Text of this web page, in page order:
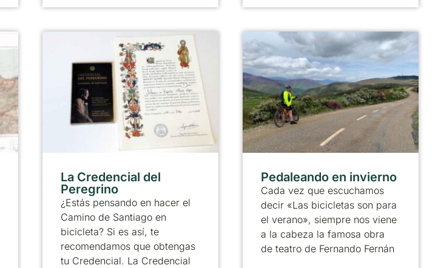
La Credencial del
Peregrino
¿Estás pensando en hacer el
Camino de Santiago en
bicicleta? Si es así, te
recomendamos que obtengas
tu Credencial. La Credencial
Pedaleando en invierno
Cada vez que escuchamos
decir «Las bicicletas son para
el verano», siempre nos viene
a la cabeza la famosa obra
de teatro de Fernando Fernán